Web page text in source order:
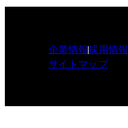
企業情報採用情報
サイトマップ